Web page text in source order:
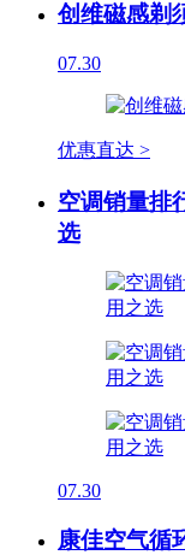
创维磁感剃
07.30
优惠直达 >
空调销量排
选
07.30
康佳空气循